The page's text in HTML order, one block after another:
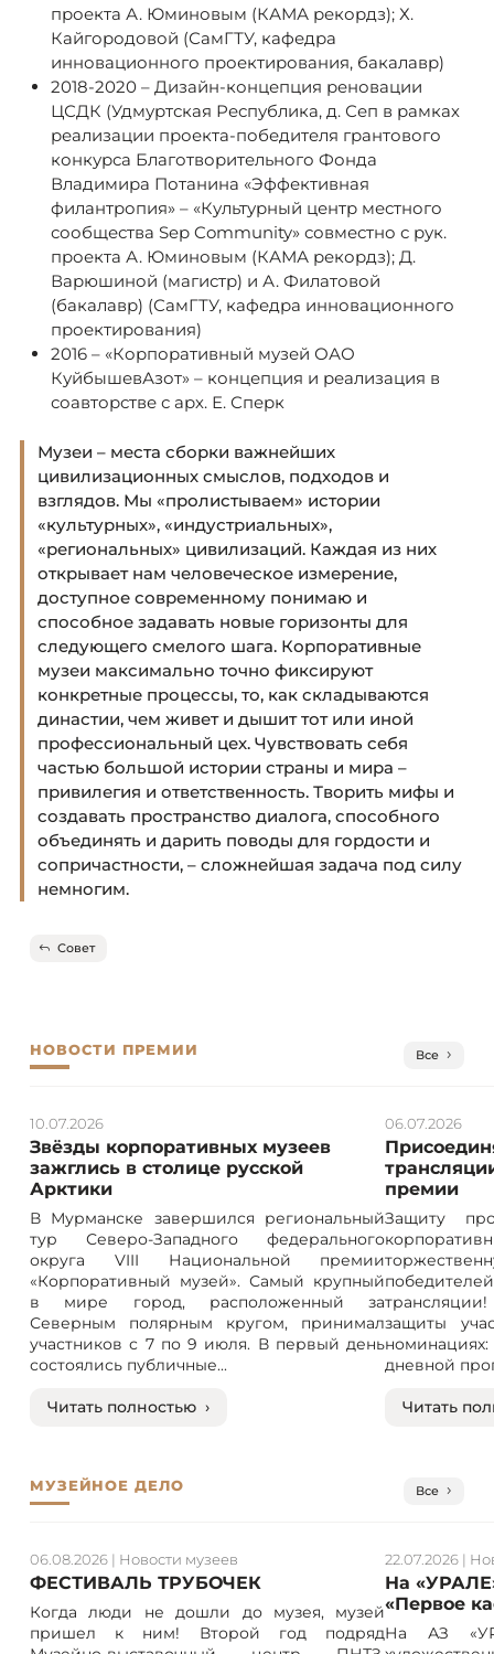
проекта А. Юминовым (КАМА рекордз); Х.
Кайгородовой (СамГТУ, кафедра
инновационного проектирования, бакалавр)
2018-2020 – Дизайн-концепция реновации
ЦСДК (Удмуртская Республика, д. Сеп в рамках
реализации проекта-победителя грантового
конкурса Благотворительного Фонда
Владимира Потанина «Эффективная
филантропия» – «Культурный центр местного
сообщества Sep Community» совместно с рук.
проекта А. Юминовым (КАМА рекордз); Д.
Варюшиной (магистр) и А. Филатовой
(бакалавр) (СамГТУ, кафедра инновационного
проектирования)
2016 – «Корпоративный музей ОАО
КуйбышевАзот» – концепция и реализация в
соавторстве с арх. Е. Сперк
Музеи – места сборки важнейших
цивилизационных смыслов, подходов и
взглядов. Мы «пролистываем» истории
«культурных», «индустриальных»,
«региональных» цивилизаций. Каждая из них
открывает нам человеческое измерение,
доступное современному понимаю и
способное задавать новые горизонты для
следующего смелого шага. Корпоративные
музеи максимально точно фиксируют
конкретные процессы, то, как складываются
династии, чем живет и дышит тот или иной
профессиональный цех. Чувствовать себя
частью большой истории страны и мира –
привилегия и ответственность. Творить мифы и
создавать пространство диалога, способного
объединять и дарить поводы для гордости и
сопричастности, – сложнейшая задача под силу
немногим.
Совет
НОВОСТИ ПРЕМИИ Все
Звёзды корпоративных музеев
зажглись в столице русской
Арктики
10.07.2026
В Мурманске завершился региональный
тур Северо-Западного федерального
округа VIII Национальной премии
«Корпоративный музей». Самый крупный
в мире город, расположенный за
Северным полярным кругом, принимал
участников с 7 по 9 июля. В первый день
состоялись публичные...
Читать полностью ›
премии
06.07.2026
Защиту
защиты
дневной
Читать
МУЗЕЙНОЕ ДЕЛО Все
ФЕСТИВАЛЬ ТРУБОЧЕК
06.08.2026| Новости музеев
Когда люди не дошли до музея, музей
пришел к ним! Второй год подряд
На
«Первое
22.07.2026 |
На АЗ